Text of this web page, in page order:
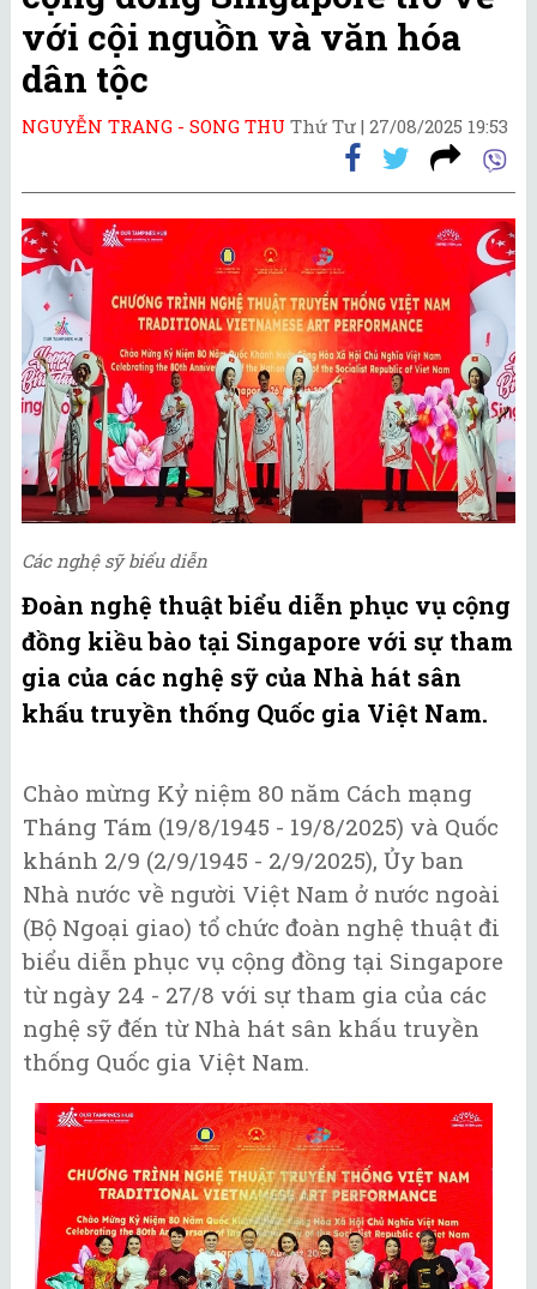
với cội nguồn và văn hóa
dân tộc
NGUYỄN TRANG - SONG THU Thứ Tư | 27/08/2025 19:53
Các nghệ sỹ biểu diễn
Đoàn nghệ thuật biểu diễn phục vụ cộng
đồng kiều bào tại Singapore với sự tham
gia của các nghệ sỹ của Nhà hát sân
khấu truyền thống Quốc gia Việt Nam.
Chào mừng Kỷ niệm 80 năm Cách mạng
Tháng Tám (19/8/1945 - 19/8/2025) và Quốc
khánh 2/9 (2/9/1945 - 2/9/2025), Ủy ban
Nhà nước về người Việt Nam ở nước ngoài
(Bộ Ngoại giao) tổ chức đoàn nghệ thuật đi
biểu diễn phục vụ cộng đồng tại Singapore
từ ngày 24 - 27/8 với sự tham gia của các
nghệ sỹ đến từ Nhà hát sân khấu truyền
thống Quốc gia Việt Nam.